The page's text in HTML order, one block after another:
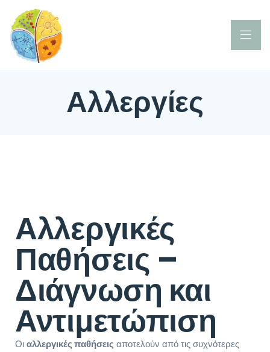
Αλλεργίες
Αλλεργικές
Παθήσεις –
Διάγνωση και
Αντιμετώπιση
Οι αλλεργικές παθήσεις αποτελούν από τις συχνότερες